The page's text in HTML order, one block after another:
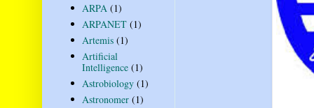
ARPA (1)
ARPANET (1)
Artemis (1)
Artificial
Intelligence (1)
Astrobiology (1)
Astronomer (1)